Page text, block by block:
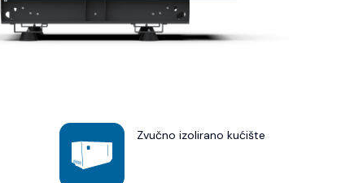
Zvučno izolirano kućište